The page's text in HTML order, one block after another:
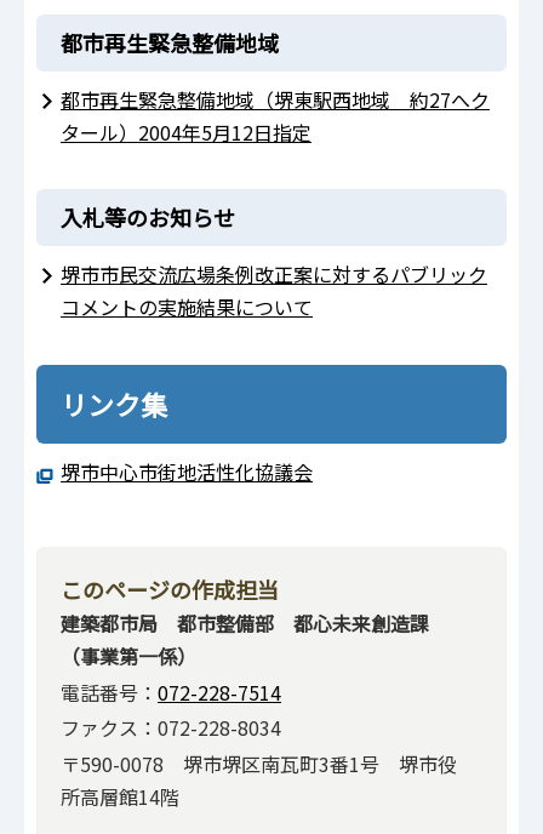
都市再生緊急整備地域
都市再生緊急整備地域（堺東駅西地域 約27へク
タール）2004年5月12日指定
入札等のお知らせ
堺市市民交流広場条例改正案に対するパブリック
コメントの実施結果について
リンク集
堺市中心市街地活性化協議会
このページの作成担当
建築都市局 都市整備部 都心未来創造課
（事業第一係）
電話番号： 072-228-7514
ファクス：072-228-8034
〒590-0078 堺市堺区南瓦町3番1号 堺市役
所高層館14階